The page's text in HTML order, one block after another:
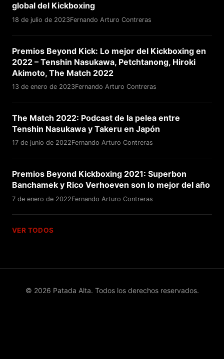
global del Kickboxing
18 de julio de 2023Fernando Arturo Contreras
Premios Beyond Kick: Lo mejor del Kickboxing en
2022 – Tenshin Nasukawa, Petchtanong, Hiroki
Akimoto, The Match 2022
13 de enero de 2023Fernando Arturo Contreras
The Match 2022: Podcast de la pelea entre
Tenshin Nasukawa y Takeru en Japón
17 de junio de 2022Fernando Arturo Contreras
Premios Beyond Kickboxing 2021: Superbon
Banchamek y Rico Verhoeven son lo mejor del año
7 de enero de 2022Fernando Arturo Contreras
VER TODOS
© 2026 Patada Alta. Todos los derechos reservados.